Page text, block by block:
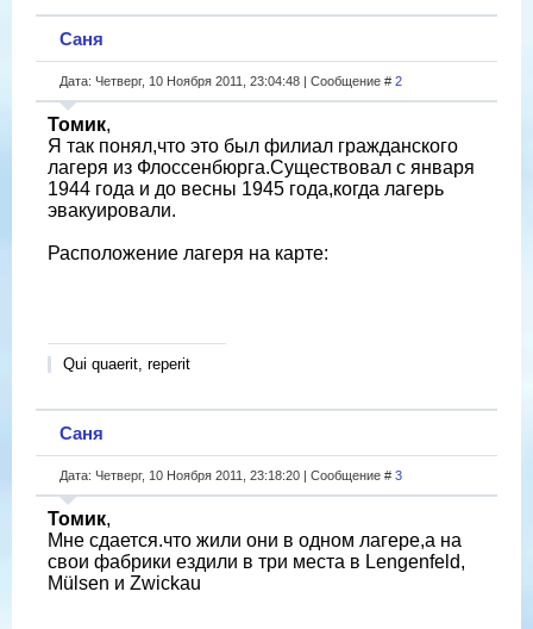
Саня
Дата: Четверг, 10 Ноября 2011, 23:04:48 | Сообщение # 2
Томик,
Я так понял,что это был филиал гражданского
лагеря из Флоссенбюрга.Существовал с января
1944 года и до весны 1945 года,когда лагерь
эвакуировали.
Расположение лагеря на карте:
Qui quaerit, reperit
Саня
Дата: Четверг, 10 Ноября 2011, 23:18:20 | Сообщение # 3
Томик,
Мне сдается.что жили они в одном лагере,а на
свои фабрики ездили в три места в Lengenfeld,
Mülsen и Zwickau